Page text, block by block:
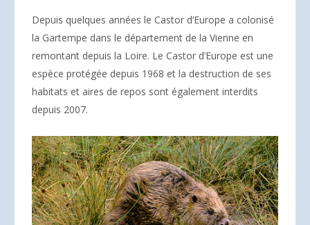
Depuis quelques années le Castor d’Europe a colonisé
la Gartempe dans le département de la Vienne en
remontant depuis la Loire. Le Castor d’Europe est une
espèce protégée depuis 1968 et la destruction de ses
habitats et aires de repos sont également interdits
depuis 2007.